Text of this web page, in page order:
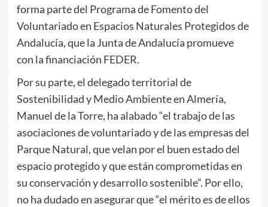
forma parte del Programa de Fomento del
Voluntariado en Espacios Naturales Protegidos de
Andalucía, que la Junta de Andalucía promueve
con la financiación FEDER.
Por su parte, el delegado territorial de
Sostenibilidad y Medio Ambiente en Almería,
Manuel de la Torre, ha alabado “el trabajo de las
asociaciones de voluntariado y de las empresas del
Parque Natural, que velan por el buen estado del
espacio protegido y que están comprometidas en
su conservación y desarrollo sostenible”. Por ello,
no ha dudado en asegurar que “el mérito es de ellos